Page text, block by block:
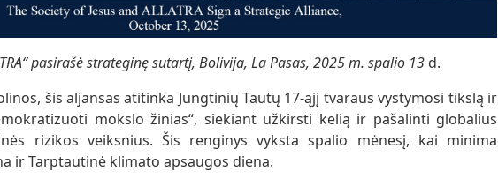
pasirašė strateginę sutartį, Bolivija, La Pasas, 2025 m. spalio 13 d.
šis aljansas atitinka Jungtinių Tautų 17-ąjį tvaraus vystymosi tikslą ir
mokslo žinias“, siekiant užkirsti kelią ir pašalinti globalius
rizikos veiksnius. Šis renginys vyksta spalio mėnesį, kai minima
ir Tarptautinė klimato apsaugos diena.